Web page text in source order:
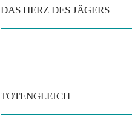
DAS HERZ DES JÄGERS
TOTENGLEICH